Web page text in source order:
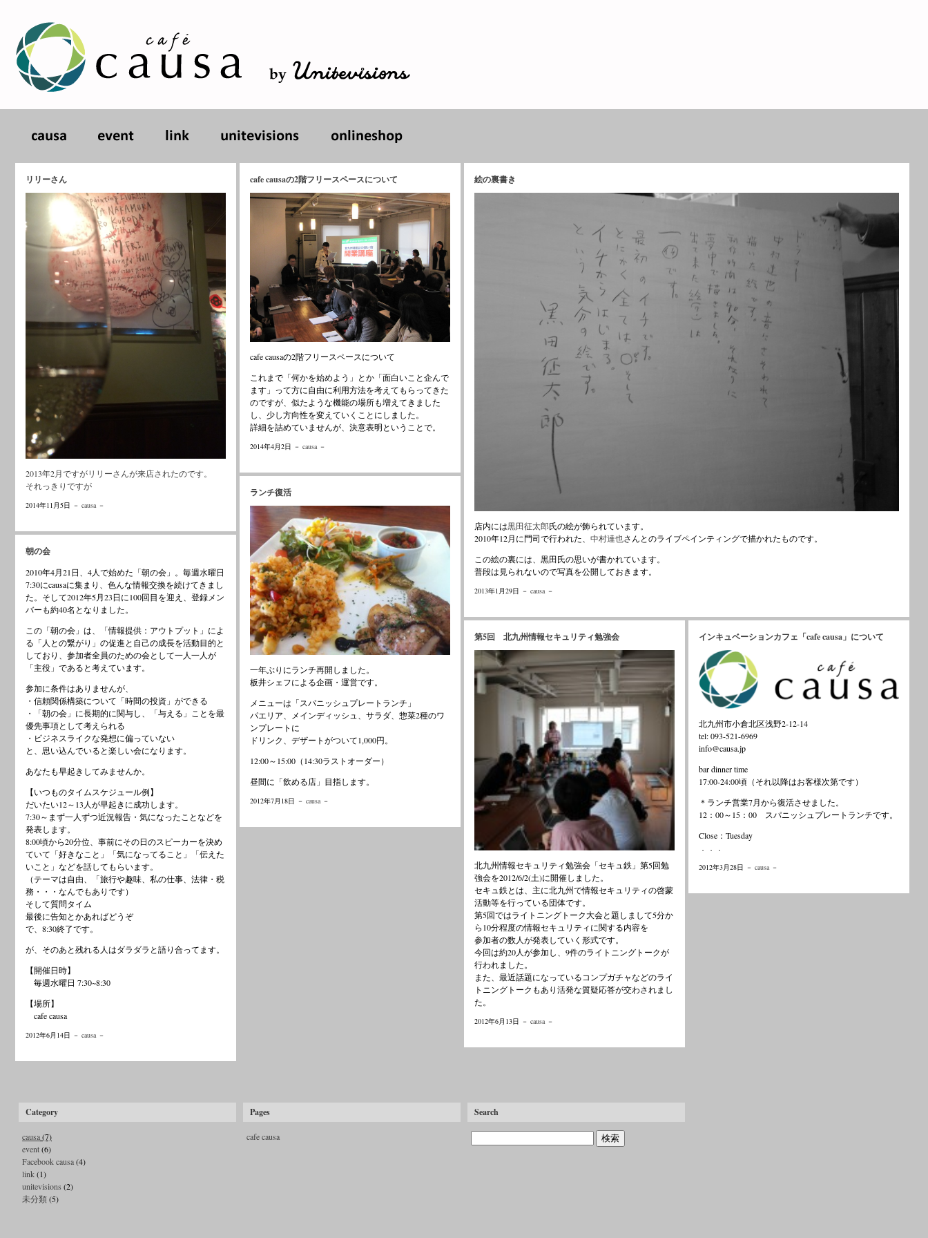
リリーさん
2013年2月ですがリリーさんが来店されたのです。
それっきりですが
2014年11月5日 － causa－
cafe causaの2階フリースペースについて
cafe causaの2階フリースペースについて
これまで「何かを始めよう」とか「面白いこと企んで
ます」って方に自由に利用方法を考えてもらってきた
のですが、似たような機能の場所も増えてきました
し、少し方向性を変えていくことにしました。
詳細を詰めていませんが、決意表明ということで。
2014年4月2日 － causa－
絵の裏書き
店内には黒田征太郎氏の絵が飾られています。
2010年12月に門司で行われた、 中村達也さんとのライブペインティングで描かれたものです。
この絵の裏には、黒田氏の思いが書かれています。
普段は見られないので写真を公開しておきます。
2013年1月29日 － causa－
ランチ復活
一年ぶりにランチ再開しました。
板井シェフによる企画・運営です。
メニューは「スパニッシュプレートランチ」
パエリア、メインディッシュ、サラダ、惣菜2種のワ
ンプレートに
ドリンク、デザートがついて1,000円。
12:00～15:00（14:30ラストオーダー）
昼間に「飲める店」目指します。
2012年7月18日 － causa－
朝の会
2010年4月21日、4人で始めた「朝の会」。毎週水曜日
7:30にcausaに集まり、色んな情報交換を続けてきまし
た。そして2012年5月23日に100回目を迎え、登録メン
バーも約40名となりました。
この「朝の会」は、「情報提供：アウトプット」によ
る「人との繋がり」の促進と自己の成長を活動目的と
しており、参加者全員のための会として一人一人が
「主役」であると考えています。
参加に条件はありませんが、
・信頼関係構築について「時間の投資」ができる
・「朝の会」に長期的に関与し、「与える」ことを最
優先事項として考えられる
・ビジネスライクな発想に偏っていない
と、思い込んでいると楽しい会になります。
あなたも早起きしてみませんか。
【いつものタイムスケジュール例】
だいたい12～13人が早起きに成功します。
7:30～まず一人ずつ近況報告・気になったことなどを
発表します。
8:00頃から20分位、事前にその日のスピーカーを決め
ていて「好きなこと」「気になってること」「伝えた
いこと」などを話してもらいます。
（テーマは自由、「旅行や趣味、私の仕事、法律・税
務・・・なんでもありです）
そして質問タイム
最後に告知とかあればどうぞ
で、8:30終了です。
が、そのあと残れる人はダラダラと語り合ってます。
【開催日時】
毎週水曜日 7:30~8:30
【場所】
cafe causa
2012年6月14日 － causa－
第5回 北九州情報セキュリティ勉強会
北九州情報セキュリティ勉強会「セキュ鉄」第5回勉
強会を2012/6/2(土)に開催しました。
セキュ鉄とは、主に北九州で情報セキュリティの啓蒙
活動等を行っている団体です。
第5回ではライトニングトーク大会と題しまして5分か
ら10分程度の情報セキュリティに関する内容を
参加者の数人が発表していく形式です。
今回は約20人が参加し、9件のライトニングトークが
行われました。
また、最近話題になっているコンプガチャなどのライ
トニングトークもあり活発な質疑応答が交わされまし
た。
2012年6月13日 － causa－
インキュベーションカフェ「cafe causa」について
北九州市小倉北区浅野2-12-14
tel: 093-521-6969
info@causa.jp
bar dinner time
17:00-24:00頃（それ以降はお客様次第です）
＊ランチ営業7月から復活させました。
12：00～15：00 スパニッシュプレートランチです。
Close：Tuesday
．．．
2012年3月28日 － causa－
Category
causa(7)
event(6)
Facebook causa(4)
link (1)
unitevisions (2)
未分類(5)
Pages
cafe causa
Search